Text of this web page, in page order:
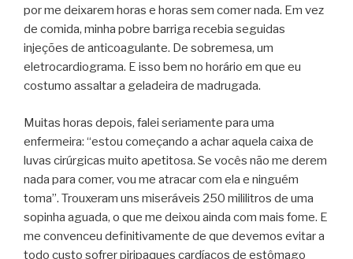
por me deixarem horas e horas sem comer nada. Em vez
de comida, minha pobre barriga recebia seguidas
injeções de anticoagulante. De sobremesa, um
eletrocardiograma. E isso bem no horário em que eu
costumo assaltar a geladeira de madrugada.
Muitas horas depois, falei seriamente para uma
enfermeira: “estou começando a achar aquela caixa de
luvas cirúrgicas muito apetitosa. Se vocês não me derem
nada para comer, vou me atracar com ela e ninguém
toma”. Trouxeram uns miseráveis 250 mililitros de uma
sopinha aguada, o que me deixou ainda com mais fome. E
me convenceu definitivamente de que devemos evitar a
todo custo sofrer piripaques cardíacos de estômago